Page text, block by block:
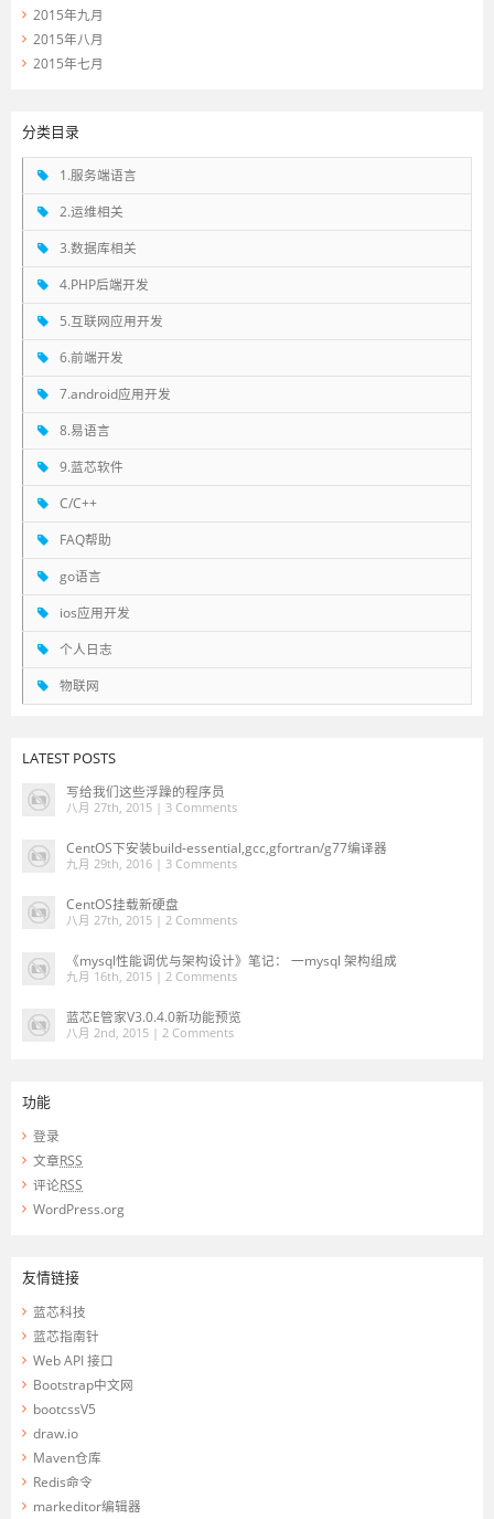
2015年九月
2015年八月
2015年七月
分类目录
1.服务端语言
2.运维相关
3.数据库相关
4.PHP后端开发
5.互联网应用开发
6.前端开发
7.android应用开发
8.易语言
9.蓝芯软件
C/C++
FAQ帮助
go语言
ios应用开发
个人日志
物联网
LATEST POSTS
写给我们这些浮躁的程序员
八月 27th, 2015 | 3 Comments
CentOS下安装build-essential,gcc,gfortran/g77编译器
九月 29th, 2016 | 3 Comments
CentOS挂载新硬盘
八月 27th, 2015 | 2 Comments
《mysql性能调优与架构设计》笔记： 一mysql 架构组成
九月 16th, 2015 | 2 Comments
蓝芯E管家V3.0.4.0新功能预览
八月 2nd, 2015 | 2 Comments
功能
登录
文章RSS
评论RSS
WordPress.org
友情链接
蓝芯科技
蓝芯指南针
Web API 接口
Bootstrap中文网
bootcssV5
draw.io
Maven仓库
Redis命令
markeditor编辑器